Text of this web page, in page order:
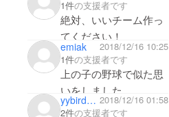
1件の支援者です
絶対、いいチーム作っ
てください！
emiak
2018/12/16 10:25
1件の支援者です
上の子の野球で似た思
いをしました。
私は何も出来なかった
yybird777 2018/12/16 01:58
2件の支援者です